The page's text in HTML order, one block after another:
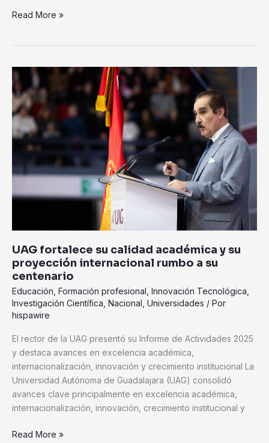
Read More »
UAG fortalece su calidad académica y su
proyección internacional rumbo a su
centenario
Educación Formación profesional Innovación Tecnológica
Investigación Científica Nacional Universidades / Por
hispawire
El rector de la UAG presentó su Informe de Actividades 2025
y destaca avances en excelencia académica,
internacionalización, innovación y crecimiento institucional La
Universidad Autónoma de Guadalajara (UAG) consolidó
avances clave principalmente en excelencia académica,
internacionalización, innovación, crecimiento institucional y
UAG
fortalece
su
calidad
académica
y
proyección
rumbo
Read More »